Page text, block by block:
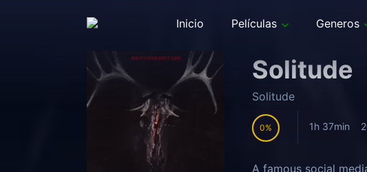
Inicio Películas Generos
Solitude
Solitude
0 1h 37min
A famous social